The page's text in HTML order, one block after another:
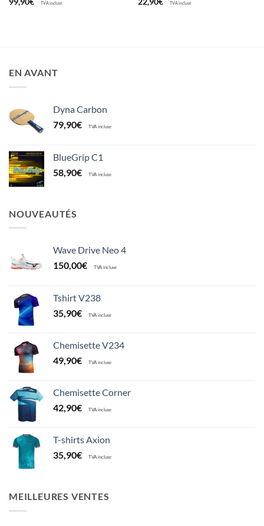
99,90€ TVA incluse 22,90€ TVA incluse
EN AVANT
Dyna Carbon
79,90€ TVA incluse
BlueGrip C1
58,90€ TVA incluse
NOUVEAUTÉS
Wave Drive Neo 4
150,00€ TVA incluse
Tshirt V238
35,90€ TVA incluse
Chemisette V234
49,90€ TVA incluse
Chemisette Corner
42,90€ TVA incluse
T-shirts Axion
35,90€ TVA incluse
MEILLEURES VENTES